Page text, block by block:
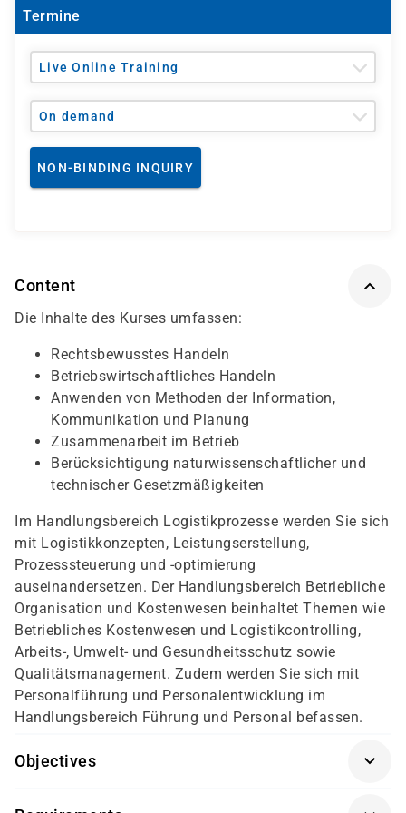
Termine
Live Online Training
On demand
NON-BINDING INQUIRY
Content
Die Inhalte des Kurses umfassen:
Rechtsbewusstes Handeln
Betriebswirtschaftliches Handeln
Anwenden von Methoden der Information,
Kommunikation und Planung
Zusammenarbeit im Betrieb
Berücksichtigung naturwissenschaftlicher und
technischer Gesetzmäßigkeiten
Im Handlungsbereich Logistikprozesse werden Sie sich
mit Logistikkonzepten, Leistungserstellung,
Prozesssteuerung und -optimierung
auseinandersetzen. Der Handlungsbereich Betriebliche
Organisation und Kostenwesen beinhaltet Themen wie
Betriebliches Kostenwesen und Logistikcontrolling,
Arbeits-, Umwelt- und Gesundheitsschutz sowie
Qualitätsmanagement. Zudem werden Sie sich mit
Personalführung und Personalentwicklung im
Handlungsbereich Führung und Personal befassen.
Objectives